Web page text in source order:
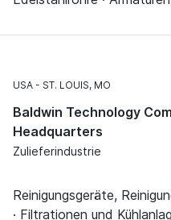
USA ST. LOUIS, MO
Baldwin Technology
Headquarters
Zulieferindustrie
Reinigungsgeräte,
· Filtrationen und